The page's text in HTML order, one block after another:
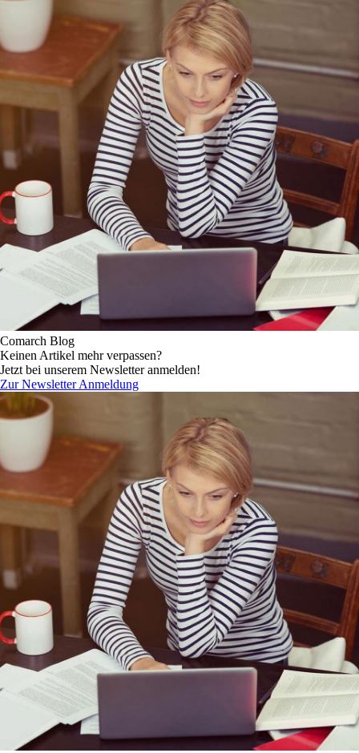
Comarch Blog
Keinen Artikel mehr verpassen?
Jetzt bei unserem Newsletter anmelden!
Zur Newsletter Anmeldung